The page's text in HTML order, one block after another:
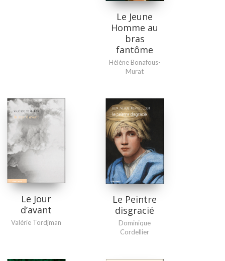
Le Jeune
Homme au
bras
fantôme
Hélène Bonafous-
Murat
Le Jour
d’avant
Valérie Tordjman
Le Peintre
disgracié
Dominique
Cordellier